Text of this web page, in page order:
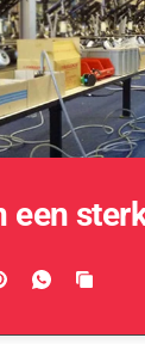
een